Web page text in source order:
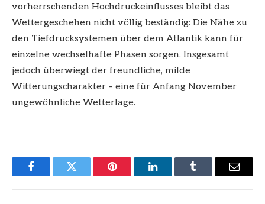
vorherrschenden Hochdruckeinflusses bleibt das
Wettergeschehen nicht völlig beständig: Die Nähe zu
den Tiefdrucksystemen über dem Atlantik kann für
einzelne wechselhafte Phasen sorgen. Insgesamt
jedoch überwiegt der freundliche, milde
Witterungscharakter – eine für Anfang November
ungewöhnliche Wetterlage.
FacebookTwitter Pinterest LinkedInTumblr Email